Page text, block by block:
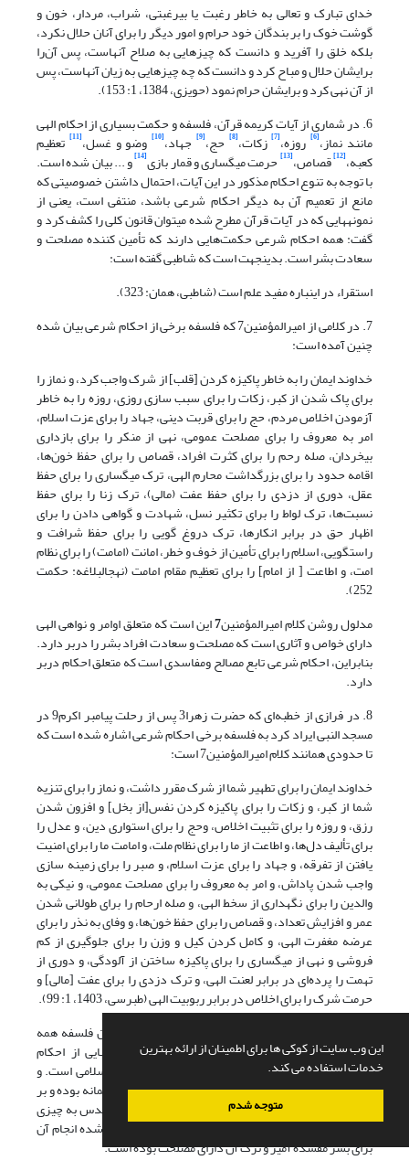
این وب سایت از کوکی ها برای اطمینان از ارائه بهترین
خدمات استفاده می کند.
متوجه شدم
خدای تبارک و تعالی به خاطر رغبت یا بی‏رغبتی، شراب، مردار، خون و
گوشت خوک را بر بندگان خود حرام و امور دیگر را برای آنان حلال نکرد،
بلکه خلق را آفرید و دانست که چیزهایی به صلاح آنهاست، پس آن‌را
برایشان حلال و مباح کرد و دانست که چه چیزهایی به زیان آنهاست، پس
از آن نهی کرد و برایشان حرام نمود (حویزی، 1384، 1: 153).
6. در شماری از آیات کریمه قرآن، فلسفه و حکمت بسیاری از احکام الهی
مانند نماز،[6] روزه،[7] زکات،[8] حج،[9] جهاد،[10] وضو و غسل،[11] تعظیم
کعبه،[12] قصاص،[13] حرمت میگساری و قمار بازی[14] و ... بیان شده است.
با توجه به تنوع احکام مذکور در این آیات، احتمال داشتن خصوصیتی که
مانع از تعمیم آن به دیگر احکام شرعی باشد، منتفی است، یعنی از
نمونه‎هایی که در آیات قرآن مطرح شده می‎توان قانون کلی را کشف کرد و
گفت: همه احکام شرعی حکمت‌هایی دارند که تأمین کننده مصلحت و
سعادت بشر است. بدین‎جهت است که شاطبی گفته است:
استقراء در این‎باره مفید علم است (شاطبی، همان: 323).
7. در کلامی از امیرالمؤمنین7 که فلسفه برخی از احکام شرعی بیان شده
چنین آمده است:
خداوند ایمان ‌را به خاطر پاکیزه کردن [قلب] از شرک واجب کرد، و نماز را
برای پاک شدن از کبر، زکات را برای سبب سازی روزی، روزه را به خاطر
آزمودن اخلاص مردم، حج را برای قربت دینی، جهاد را برای عزت اسلام،
امر به معروف را برای مصلحت عمومی، نهی از منکر را برای بازداری
بی‎خردان، صله رحم را برای کثرت افراد، قصاص را برای حفظ خون‌ها،
اقامه حدود را برای بزرگداشت محارم الهی، ترک میگساری را برای حفظ
عقل، دوری از دزدی را برای حفظ عفت (مالی)، ترک زنا را برای حفظ
نسبت‌ها، ترک لواط را برای تکثیر نسل، شهادت و گواهی دادن را برای
اظهار حق در برابر انکارها، ترک دروغ گویی را برای حفظ شرافت و
راست‎گویی، اسلام را برای تأمین از خوف و خطر، امانت (امامت) را برای نظام
امت، و اطاعت [ از امام] را برای تعظیم مقام امامت (نهج‏البلاغه: حکمت
252).
مدلول روشن کلام امیرالمؤمنین7این است که متعلق اوامر و نواهی الهی
دارای خواص و آثاری است که مصلحت و سعادت افراد بشر را دربر دارد.
بنابراین، احکام شرعی تابع مصالح ومفاسدی است که متعلق احکام دربر
دارد.
8. در فرازی از خطبه‌ای که حضرت زهرا3 پس از رحلت پیامبر اکرم9 در
مسجد النبی ایراد کرد به فلسفه برخی احکام شرعی اشاره شده است که
تا حدودی همانند کلام امیرالمؤمنین7 است:
خداوند ایمان را برای تطهیر شما از شرک مقرر داشت، و نماز را برای تنزیه
شما از کبر، و زکات را برای پاکیزه کردن نفس[از بخل] و افزون شدن
رزق، و روزه را برای تثبیت اخلاص، وحج را برای استواری دین، و عدل را
برای تألیف دل‌ها، و اطاعت از ما را برای نظام ملت، و امامت ما را برای امنیت
یافتن از تفرقه، و جهاد را برای عزت اسلام، و صبر را برای زمینه سازی
واجب شدن پاداش، و امر به معروف را برای مصلحت عمومی، و نیکی به
والدین را برای نگهداری از سخط الهی، و صله ارحام را برای طولانی شدن
عمر و افزایش تعداد، و قصاص را برای حفظ خون‌ها، و وفای به نذر را برای
عرضه مغفرت الهی، و کامل کردن کیل و وزن را برای جلوگیری از کم
فروشی و نهی از میگساری را برای پاکیزه ساختن از آلودگی، و دوری از
تهمت را پرده‌ای در برابر لعنت الهی، و ترک دزدی را برای عفت [مالی] و
حرمت شرک را برای اخلاص در برابر ربوبیت الهی (طبرسی، 1403، 1: 99).
درمقام بیان فلسفه همه
احکام شرعی نبوده‎اند، و آنچه بیان کرده‎اند نمونه‎هایی از احکام
اعتقادی، عبادی، اخلاقی، اقتصادی، سیاسی، و اجتماعی اسلامی است. و
غرض بیان این مطلب بوده است که اوامر و نواهی الهی حکیمانه بوده و بر
اساس خیر و صلاح بشر صادر شده است. اگر در شرع مقدس به چیزی
امر شده خیر و صلاح بشر را دربر داشته و اگر چیزی نهی شده انجام آن
برای بشر مفسده آمیز و ترک آن دارای مصلحت بوده است.